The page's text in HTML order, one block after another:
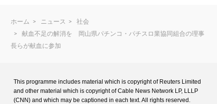
ホーム ニュース
社会
献血不足の解消を 岡山県パチンコ・パチスロ業協同組合の理事
長らが献血に参加
This programme includes material which is copyright of Reuters Limited
and other material which is copyright of Cable News Network LP, LLLP
(CNN) and which may be captioned in each text. All rights reserved.